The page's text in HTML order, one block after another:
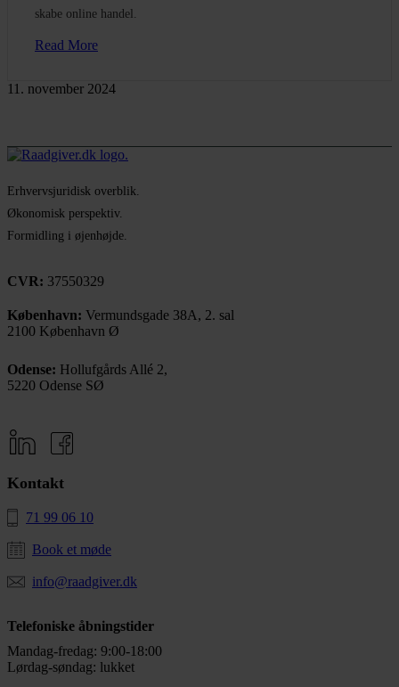
skabe online handel.
Read More
11. november 2024
Erhvervsjuridisk overblik.
Økonomisk perspektiv.
Formidling i øjenhøjde.
CVR: 37550329
København: Vermundsgade 38A, 2. sal
2100 København Ø
Odense: Hollufgårds Allé 2,
5220 Odense SØ
Kontakt
71 99 06 10
Book et møde
info@raadgiver.dk
Telefoniske åbningstider
Mandag-fredag: 9:00-18:00
Lørdag-søndag: lukket